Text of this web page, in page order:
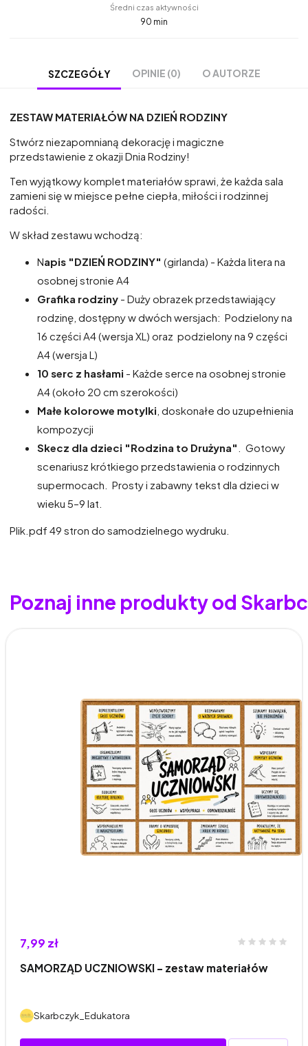
Średni czas aktywności
90 min
SZCZEGÓŁY OPINIE (0) O AUTORZE
ZESTAW MATERIAŁÓW NA DZIEŃ RODZINY
Stwórz niezapomnianą dekorację i magiczne
przedstawienie z okazji Dnia Rodziny!
Ten wyjątkowy komplet materiałów sprawi, że każda sala
zamieni się w miejsce pełne ciepła, miłości i rodzinnej
radości.
W skład zestawu wchodzą:
Napis "DZIEŃ RODZINY" (girlanda) - Każda litera na
osobnej stronie A4
Grafika rodziny - Duży obrazek przedstawiający
rodzinę, dostępny w dwóch wersjach: Podzielony na
16 części A4 (wersja XL) oraz podzielony na 9 części
A4 (wersja L)
10 serc z hasłami - Każde serce na osobnej stronie
A4 (około 20 cm szerokości)
Małe kolorowe motylki , doskonałe do uzupełnienia
kompozycji
Skecz dla dzieci "Rodzina to Drużyna"
. Gotowy
scenariusz krótkiego przedstawienia o rodzinnych
supermocach. Prosty i zabawny tekst dla dzieci w
wieku 5–9 lat.
Plik.pdf 49 stron do samodzielnego wydruku.
Poznaj inne produkty od
7,99 zł
SAMORZĄD UCZNIOWSKI - zestaw materiałów
Skarbczyk_Edukatora